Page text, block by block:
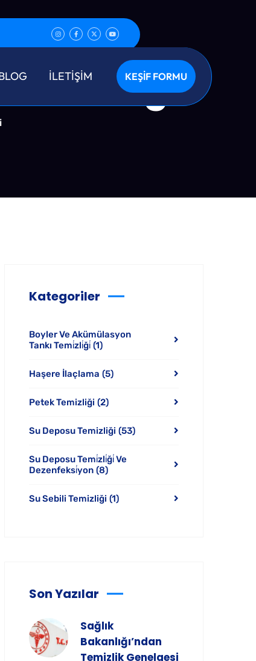
İLETİŞİM KEŞİF FORMU
Temizliği
Kategoriler
Boyler Ve Akümülasyon
Tankı Temi̇zli̇ği̇ (1)
Haşere İlaçlama (5)
Petek Temizliği (2)
Su Deposu Temizliği (53)
Su Deposu Temi̇zli̇ği̇ Ve
Dezenfeksi̇yon (8)
Su Sebili Temizliği (1)
Son Yazılar
Sağlık
Bakanlığı’ndan
Temizlik Genelgesi